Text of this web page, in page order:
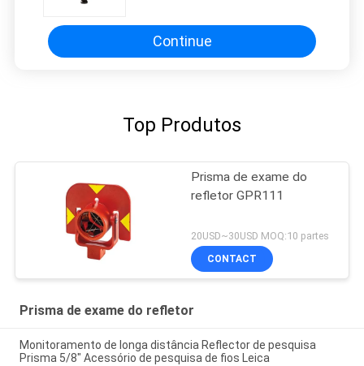
Continue
Top Produtos
Prisma de exame do
refletor GPR111
20USD~30USD MOQ:10 partes
CONTACT
Prisma de exame do refletor
Monitoramento de longa distância Reflector de pesquisa
Prisma 5/8" Acessório de pesquisa de fios Leica